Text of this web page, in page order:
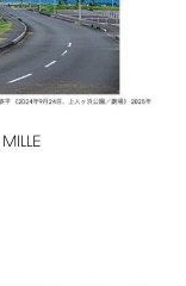
MILLE